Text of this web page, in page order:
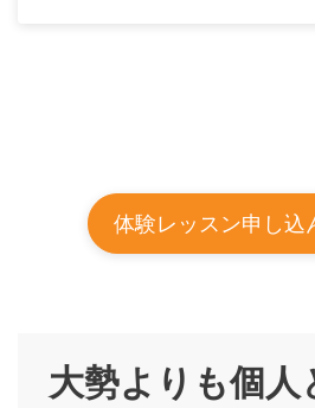
体験レッスン申し込
大勢よりも個人